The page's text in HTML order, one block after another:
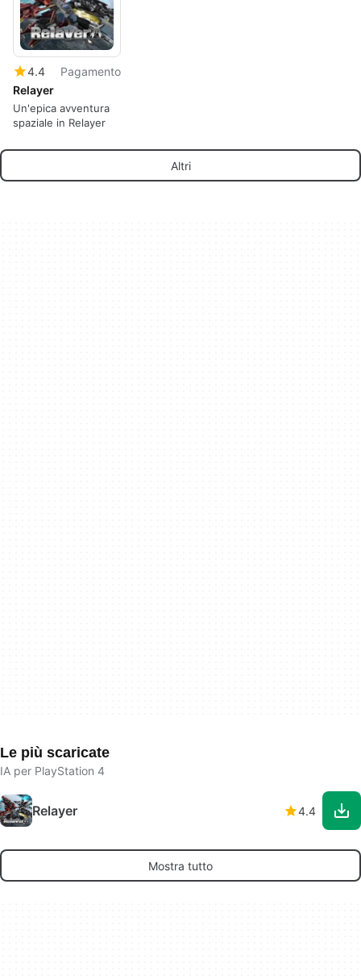
4.4
Pagamento
Relayer
Un'epica avventura
spaziale in Relayer
Altri
Le più scaricate
IA per PlayStation 4
Relayer 4.4
Mostra tutto